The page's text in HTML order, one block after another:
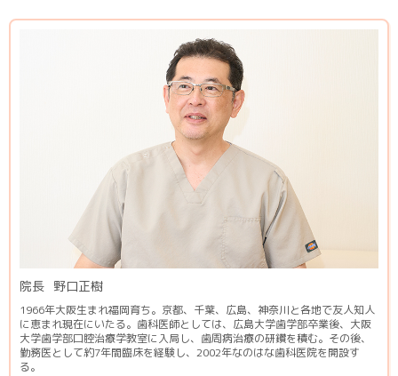
院長 野口正樹
1966年大阪生まれ福岡育ち。京都、千葉、広島、神奈川と各地で友人知人
に恵まれ現在にいたる。歯科医師としては、広島大学歯学部卒業後、大阪
大学歯学部口腔治療学教室に入局し、歯周病治療の研鑽を積む。その後、
勤務医として約7年間臨床を経験し、2002年なのはな歯科医院を開設す
る。